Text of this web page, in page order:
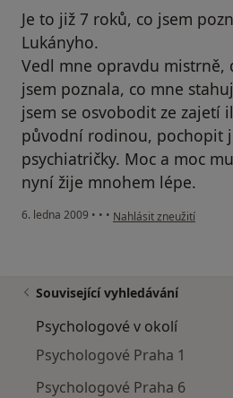
Je to již 7 roků, co jsem
Lukányho.
Vedl mne opravdu mistrně,
jsem poznala, co mne
jsem se osvobodit ze zajetí
původní rodinou, pochopit
psychiatričky. Moc a moc
nyní žije mnohem lépe.
6. ledna 2009 • • • podle názoru uživatele
Nahlásit zneužití
Související vyhledávání
Psychologové v okolí
Psychologové Praha 1
Psychologové Praha 6